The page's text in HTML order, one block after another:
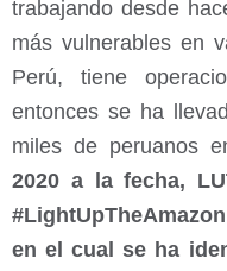
trabajando desde
más vulnerables en
Perú, tiene
entonces se ha
miles de peruanos
2020 a la fecha,
en el cual se ha